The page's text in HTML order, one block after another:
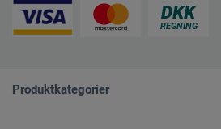
Produktkategorier